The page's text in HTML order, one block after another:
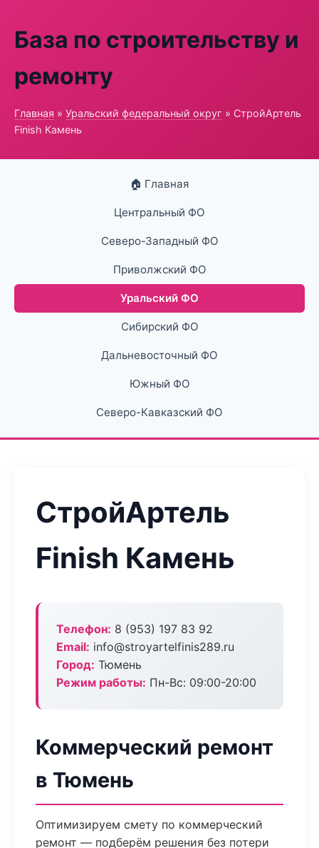
База по строительству и
ремонту
Главная » Уральский федеральный округ » СтройАртель
Finish Камень
🏠 Главная
Центральный ФО
Северо-Западный ФО
Приволжский ФО
Уральский ФО
Сибирский ФО
Дальневосточный ФО
Южный ФО
Северо-Кавказский ФО
СтройАртель
Finish Камень
Телефон: 8 (953) 197 83 92
Email: info@stroyartelfinis289.ru
Город: Тюмень
Режим работы: Пн-Вс: 09:00-20:00
Коммерческий ремонт
в Тюмень
Оптимизируем смету по коммерческий
ремонт — подберём решения без потери